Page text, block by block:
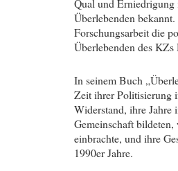
Qual und Erniedrigung
Überlebenden
Forschungsarbeit die
Überlebenden des
In seinem Buch
Zeit ihrer Politisierung
Widerstand, ihre Jahre
Gemeinschaft
einbrachte, und ihre
1990er Jahre.